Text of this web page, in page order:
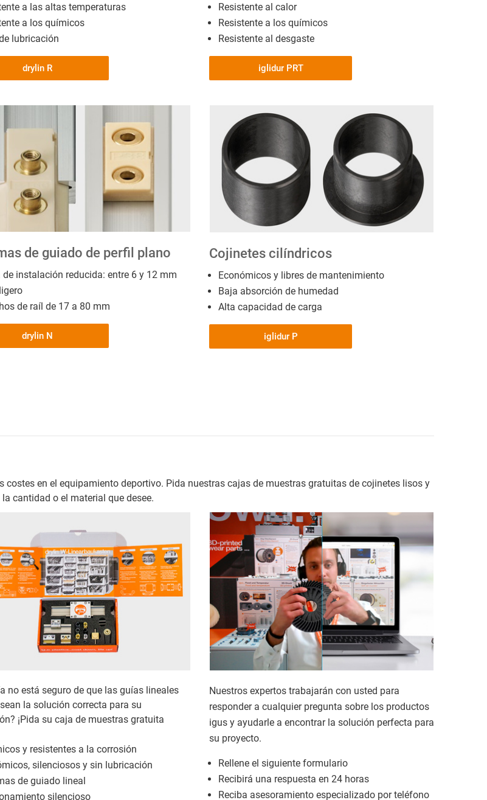
a las altas temperaturas
a los químicos
lubricación
drylin R
Resistente al calor
Resistente a los químicos
Resistente al desgaste
iglidur PRT
de guiado de perfil plano
de instalación reducida: entre 6 y 12 mm
de raíl de 17 a 80 mm
drylin N
Cojinetes cilíndricos
Económicos y libres de mantenimiento
Baja absorción de humedad
Alta capacidad de carga
iglidur P
en el equipamiento deportivo. Pida nuestras cajas de muestras gratuitas de cojinetes lisos y
cantidad o el material que desee.
no está seguro de que las guías lineales
la solución correcta para su
¡Pida su caja de muestras gratuita
y resistentes a la corrosión
silenciosos y sin lubricación
de guiado lineal
silencioso
Nuestros expertos trabajarán con usted para
responder a cualquier pregunta sobre los productos
igus y ayudarle a encontrar la solución perfecta para
su proyecto.
Rellene el siguiente formulario
Recibirá una respuesta en 24 horas
Reciba asesoramiento especializado por teléfono